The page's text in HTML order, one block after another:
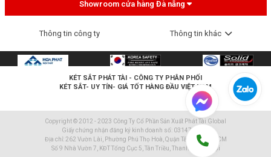
Showroom cửa hàng Đà nẵng
Thông tin công ty Thông tin khác
KÉT SẮT PHÁT TÀI - CÔNG TY PHÂN PHỐI
KÉT SẮT- UY TÍN- GIÁ TỐT HÀNG ĐẦU VIỆT NAM
Copyright © 2012 - 2023 Công Ty Cổ Phần Sản Xuất Phát Tài Global
Giấy chứng nhận đăng ký kinh doanh số: 0314796600
Địa chỉ: 262 Vườn Lài, Phường Phú Thọ Hoà, Quận Tân Phú, TP.HCM
Số 9 Nhà Vườn 7, KĐT Tổng Cục 5, Tân Triều, Thanh Trì, Hà Nội